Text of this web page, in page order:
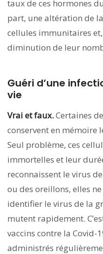
taux de ces hormones
part, une altération de
cellules immunitaires
diminution de leur
Guéri d’une
vie
Vrai et faux.Certaines
conservent en mémoire
Seul problème, ces
immortelles et leur
reconnaissent le virus
ou des oreillons, elles
identifier le virus de la
mutent rapidement.
vaccins contre la Covid-
administrés